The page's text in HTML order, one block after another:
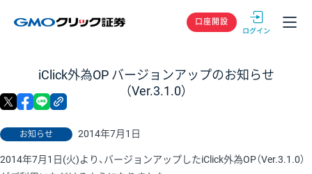
GMOクリック
口座開設
iClick外為OP バージョンアップのお知らせ
（Ver.3.1.0）
お知らせ 2014年7月1日
X facebook
2014年7月1日(火)より、バージョンアップしたiClick外為OP（Ver.3.1.0）